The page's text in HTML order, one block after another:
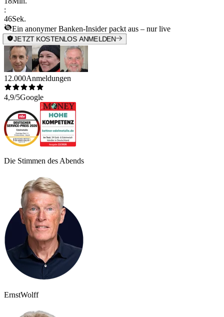
:
46Sek.
Ein anonymer Banken-Insider packt aus – nur live
JETZT KOSTENLOS ANMELDEN
12.000Anmeldungen
4,9/5Google
Die Stimmen des Abends
ErnstWolff